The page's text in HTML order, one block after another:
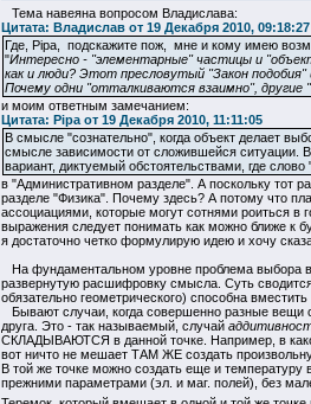
Тема навеяна вопросом Владислава:
Цитата: Владислав от 19 Декабря 2010, 09:18:27
Где, Pipa, подскажите пож, мне и кому имею
"Интересно - "элементарные" частицы и
как и люди? Этот пресловутый "Закон
Почему одни "отталкиваются взаимно", другие
и моим ответным замечанием:
Цитата: Pipa от 19 Декабря 2010, 11:11:05
В смысле "сознательно", когда объект делает
смысле зависимости от сложившейся ситуации.
вариант, диктуемый обстоятельствами, где
в "Административном разделе". А поскольку тот
разделе "Физика". Почему здесь? А потому что
ассоциациями, которые могут сотнями роиться в
выражения следует понимать как можно ближе к
я достаточно четко формулирую идею и хочу
На фундаментальном уровне проблема выбора
развернутую расшифровку смысла. Суть
обязательно геометрического) способна
Бывают случаи, когда совершенно разные вещи
друга. Это - так называемый, случай
СКЛАДЫВАЮТСЯ в данной точке. Например, в
вот ничто не мешает ТАМ ЖЕ создать
В той же точке можно создать еще и температуру
прежними параметрами (эл. и маг. полей), без